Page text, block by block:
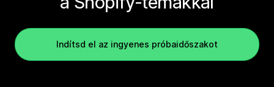
Indítsd el az ingyenes próbaidőszakot